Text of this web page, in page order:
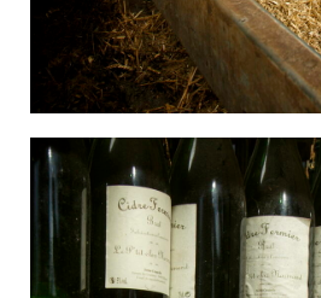
Travail
Urbanisme